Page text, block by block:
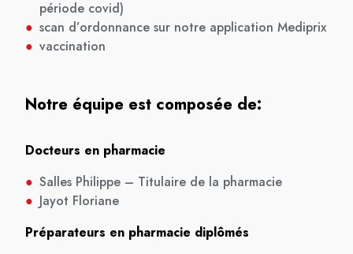
période covid)
● scan d’ordonnance sur notre application Mediprix
● vaccination
Notre équipe est composée de:
Docteurs en pharmacie
● Salles Philippe – Titulaire de la pharmacie
● Jayot Floriane
Préparateurs en pharmacie diplômés